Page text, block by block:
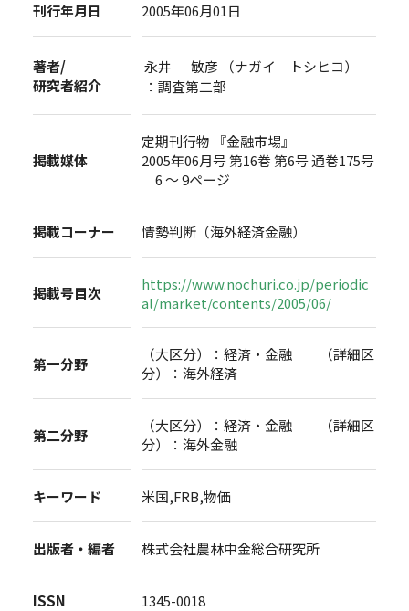
刊行年月日 2005年06月01日
著者/
研究者紹介
永井 敏彦 （ナガイ トシヒコ）
：調査第二部
掲載媒体
定期刊行物 『金融市場』
2005年06月号 第16巻 第6号 通巻175号
6 ～ 9ページ
掲載コーナー 情勢判断（海外経済金融）
掲載号目次
https://www.nochuri.co.jp/periodic
al/market/contents/2005/06/
第一分野
（大区分）：経済・金融 （詳細区
分）：海外経済
第二分野
（大区分）：経済・金融 （詳細区
分）：海外金融
キーワード 米国,FRB,物価
出版者・編者 株式会社農林中金総合研究所
ISSN 1345-0018